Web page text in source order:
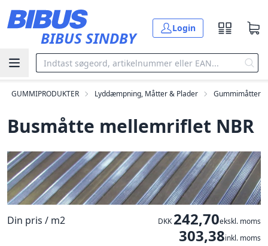
BIBUS SINDBY
Login
GUMMIPRODUKTER Lyddæmpning, Måtter & Plader Gummimåtter
Busmåtte mellemriflet NBR
Din pris / m2 DKK 242,70ekskl. moms
303,38inkl. moms